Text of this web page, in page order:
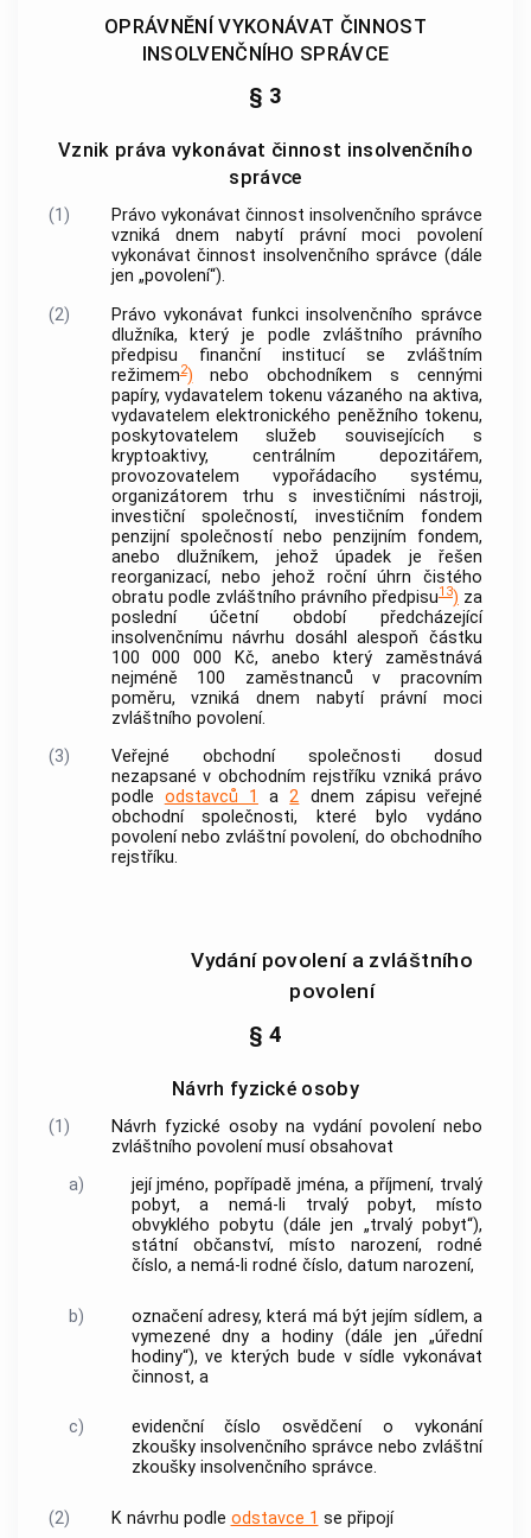
OPRÁVNĚNÍ VYKONÁVAT ČINNOST
INSOLVENČNÍHO SPRÁVCE
§ 3
Vznik práva vykonávat činnost insolvenčního
správce
(1) Právo vykonávat činnost insolvenčního správce
vzniká dnem nabytí právní moci povolení
vykonávat činnost insolvenčního správce (dále
jen „povolení“).
(2)
Právo vykonávat funkciinsolvenčního správce
dlužníka, který je podle zvláštního právního
předpisu finanční institucí se zvláštním
režimem2) nebo obchodníkem s cennými
papíry, vydavatelem tokenu vázaného na aktiva,
vydavatelem elektronického peněžního tokenu,
poskytovatelem služeb souvisejících s
kryptoaktivy, centrálním depozitářem,
provozovatelem vypořádacího systému,
organizátorem trhu s investičními nástroji,
investiční společností, investičním fondem
penzijní společností nebo penzijním fondem,
anebo dlužníkem, jehož úpadek je řešen
reorganizací, nebo jehož roční úhrn čistého
obratu podle zvláštního právního předpisu13) za
poslední účetní období předcházející
insolvenčnímu návrhu dosáhl alespoň částku
100 000 000 Kč, anebo který zaměstnává
nejméně 100 zaměstnanců v pracovním
poměru, vzniká dnem nabytí právní moci
zvláštního povolení.
(3)
Veřejné obchodní společnosti dosud
nezapsané v obchodním rejstříku vzniká právo
podle odstavců 1 a2 dnem zápisu veřejné
obchodní společnosti, které bylo vydáno
povolení nebo zvláštní povolení, do obchodního
rejstříku.
Vydání povolení a zvláštního
povolení
§ 4
Návrh fyzické osoby
(1)
Návrh fyzické osoby na vydání povolení nebo
zvláštního povolení musí obsahovat
a)
její jméno, popřípadě jména, a příjmení, trvalý
pobyt, a nemá-li trvalý pobyt, místo
obvyklého pobytu (dále jen „trvalý pobyt“),
státní občanství, místo narození, rodné
číslo, a nemá-li rodné číslo, datum narození,
b)
označení adresy, která má být jejím sídlem, a
vymezené dny a hodiny (dále jen „úřední
hodiny“), ve kterých bude v sídle vykonávat
činnost, a
c)
evidenční číslo osvědčení o vykonání
zkoušky insolvenčního správce nebo zvláštní
zkoušky insolvenčního správce.
(2) K návrhu podle odstavce 1 se připojí